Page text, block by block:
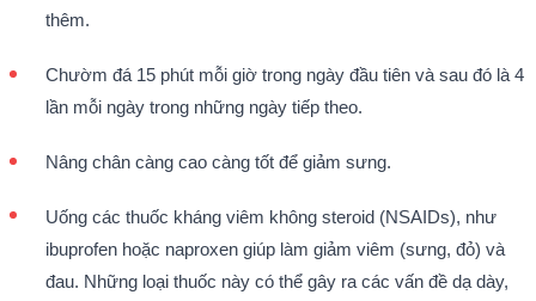
thêm.
Chườm đá 15 phút mỗi giờ trong ngày đầu tiên và sau đó là 4
lần mỗi ngày trong những ngày tiếp theo.
Nâng chân càng cao càng tốt để giảm sưng.
Uống các thuốc kháng viêm không steroid (NSAIDs), như
ibuprofen hoặc naproxen giúp làm giảm viêm (sưng, đỏ) và
đau. Những loại thuốc này có thể gây ra các vấn đề dạ dày,